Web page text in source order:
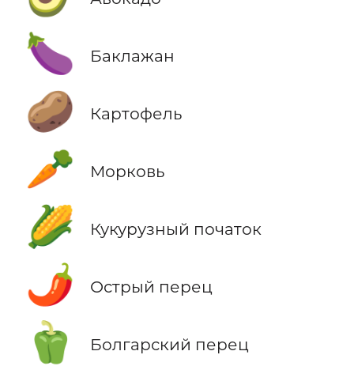
🍆 Баклажан
🥔 Картофель
🥕 Морковь
🌽 Кукурузный початок
🌶️ Острый перец
🫑 Болгарский перец